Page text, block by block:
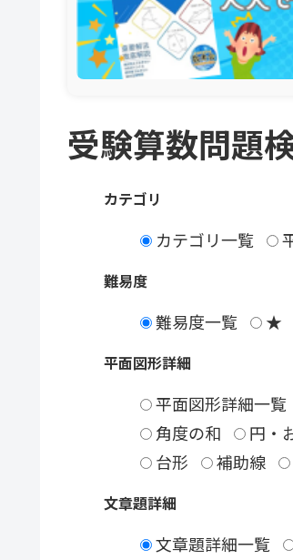
受験算数問題
カテゴリ
カテゴリ一覧
難易度
難易度一覧 ★
平面図形詳細
平面図形詳細一覧
角度の和
円・
台形
補助線
文章題詳細
文章題詳細一覧